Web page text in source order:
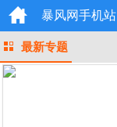
暴风网手机站
最新专题